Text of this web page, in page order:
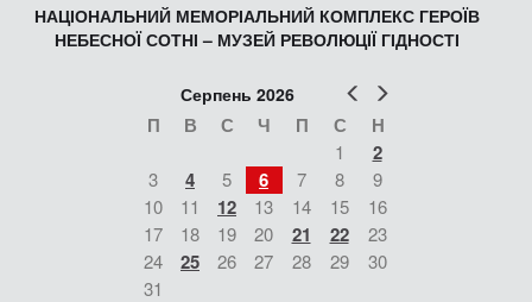
НАЦІОНАЛЬНИЙ МЕМОРІАЛЬНИЙ КОМПЛЕКС ГЕРОЇВ
НЕБЕСНОЇ СОТНІ – МУЗЕЙ РЕВОЛЮЦІЇ ГІДНОСТІ
Попер
Серпень 2026
П В С Ч П С Н
1 2
3 4 5 6 7 8
9
10
11 12 13 14 15
16
17
18 19 20 21 22
23
24
25 26 27 28 29
30
31